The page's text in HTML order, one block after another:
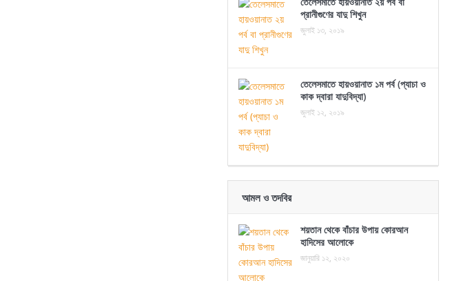
প্রানীগুণের যাদু শিখুন
জুলাই ১৩, ২০১৯
তেলেসমাতে হায়ওয়ানাত ১ম পর্ব (প্যাচা ও
কাক দ্বারা যাদুবিদ্যা)
জুলাই ১২, ২০১৯
আমল ও তদবির
শয়তান থেকে বাঁচার উপায় কোরআন
হাদিসের আলোকে
জানুয়ারি ১২, ২০২০